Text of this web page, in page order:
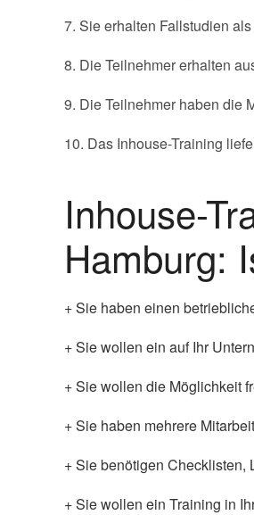
7. Sie erhalten Fallstudien
8. Die Teilnehmer erhalten
9. Die Teilnehmer haben die
10. Das Inhouse-Training
Inhouse-
Hamburg:
+ Sie haben einen
+ Sie wollen ein auf Ihr
+ Sie wollen die Möglichkeit
+ Sie haben mehrere
+ Sie benötigen Checklisten,
+ Sie wollen ein Training in